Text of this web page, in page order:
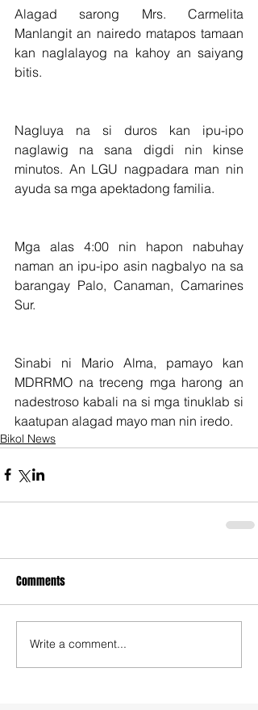
Alagad sarong Mrs. Carmelita
Manlangit an nairedo matapos tamaan
kan naglalayog na kahoy an saiyang
bitis.
Nagluya na si duros kan ipu-ipo
naglawig na sana digdi nin kinse
minutos. An LGU nagpadara man nin
ayuda sa mga apektadong familia.
Mga alas 4:00 nin hapon nabuhay
naman an ipu-ipo asin nagbalyo na sa
barangay Palo, Canaman, Camarines
Sur.
Sinabi ni Mario Alma, pamayo kan
MDRRMO na treceng mga harong an
nadestroso kabali na si mga tinuklab si
kaatupan alagad mayo man nin iredo.
Bikol News
Comments
Write a comment...